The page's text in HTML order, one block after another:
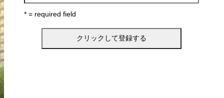
* = required field